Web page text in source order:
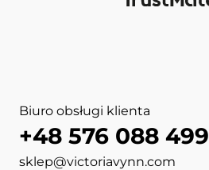
Biuro obsługi klienta
+48 576 088 499
sklep@victoriavynn.com